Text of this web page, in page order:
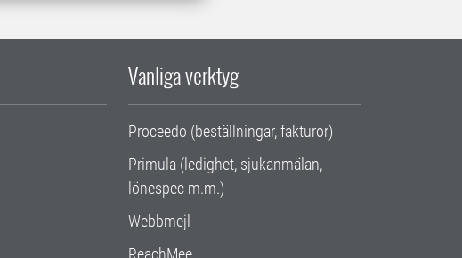
Vanliga verktyg
Proceedo (beställningar, fakturor)
Primula (ledighet, sjukanmälan,
lönespec m.m.)
Webbmejl
ReachMee